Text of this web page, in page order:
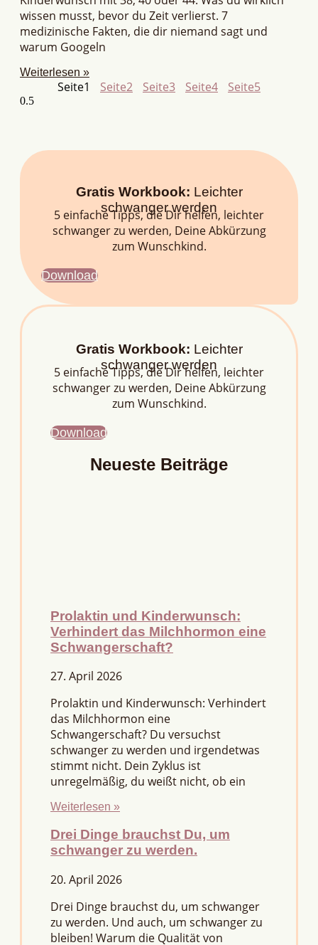
wissen musst, bevor du Zeit verlierst. 7
medizinische Fakten, die dir niemand sagt und
warum Googeln
Weiterlesen »
Seite1 Seite2 Seite3 Seite4 Seite5
Gratis Workbook: Leichter
schwanger werden
5 einfache Tipps, die Dir helfen, leichter
schwanger zu werden, Deine Abkürzung
zum Wunschkind.
Download
Gratis Workbook: Leichter
schwanger werden
5 einfache Tipps, die Dir helfen, leichter
schwanger zu werden, Deine Abkürzung
zum Wunschkind.
Download
Neueste Beiträge
Prolaktin und Kinderwunsch:
Verhindert das Milchhormon eine
Schwangerschaft?
27. April 2026
Prolaktin und Kinderwunsch: Verhindert
das Milchhormon eine
Schwangerschaft? Du versuchst
schwanger zu werden und irgendetwas
stimmt nicht. Dein Zyklus ist
unregelmäßig, du weißt nicht, ob ein
Weiterlesen »
Drei Dinge brauchst Du, um
schwanger zu werden.
20. April 2026
Drei Dinge brauchst du, um schwanger
zu werden. Und auch, um schwanger zu
bleiben! Warum die Qualität von